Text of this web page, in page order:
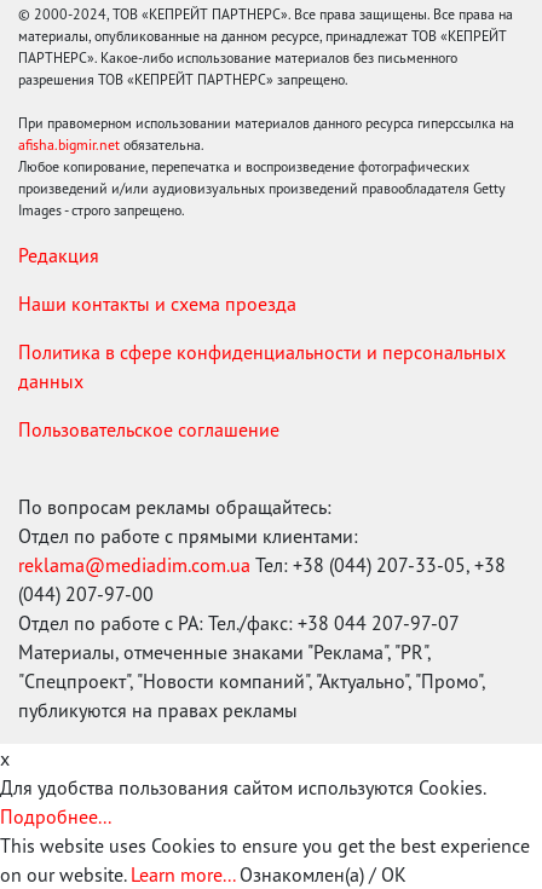
© 2000-2024, ТОВ «КЕПРЕЙТ ПАРТНЕРС». Все права защищены. Все права на
материалы, опубликованные на данном ресурсе, принадлежат ТОВ «КЕПРЕЙТ
ПАРТНЕРС». Какое-либо использование материалов без письменного
разрешения ТОВ «КЕПРЕЙТ ПАРТНЕРС» запрещено.
При правомерном использовании материалов данного ресурса гиперссылка на
afisha.bigmir.net обязательна.
Любое копирование, перепечатка и воспроизведение фотографических
произведений и/или аудиовизуальных произведений правообладателя Getty
Images - строго запрещено.
Редакция
Наши контакты и схема проезда
Политика в сфере конфиденциальности и персональных
данных
Пользовательское соглашение
По вопросам рекламы обращайтесь:
Отдел по работе с прямыми клиентами:
reklama@mediadim.com.ua Тел: +38 (044) 207-33-05, +38
(044) 207-97-00
Отдел по работе с РА: Тел./факс: +38 044 207-97-07
Материалы, отмеченные знаками "Реклама", "PR",
"Спецпроект", "Новости компаний", "Актуально", "Промо",
публикуются на правах рекламы
x
Для удобства пользования сайтом используются Cookies.
Подробнее...
This website uses Cookies to ensure you get the best experience
on our website. Learn more... Ознакомлен(а) / OK